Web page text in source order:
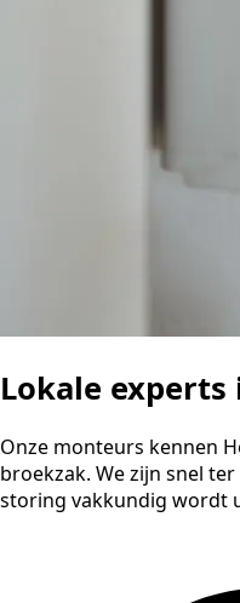
Lokale experts
Onze monteurs kennen
broekzak. We zijn snel
storing vakkundig wordt